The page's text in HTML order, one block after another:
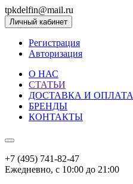
tpkdelfin@mail.ru
Личный кабинет
Регистрация
Авторизация
О НАС
СТАТЬИ
ДОСТАВКА И ОПЛАТА
БРЕНДЫ
КОНТАКТЫ
+7 (495) 741-82-47
Ежедневно, с 10:00 до 21:00